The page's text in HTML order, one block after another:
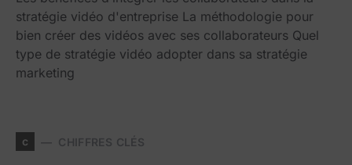
stratégie vidéo d'entreprise La méthodologie pour
bien créer des vidéos avec ses collaborateurs Quel
type de stratégie vidéo adopter dans sa stratégie
marketing
c CHIFFRES CLÉS